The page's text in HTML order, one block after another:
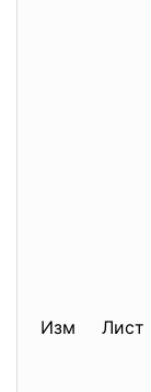
Изм Лист